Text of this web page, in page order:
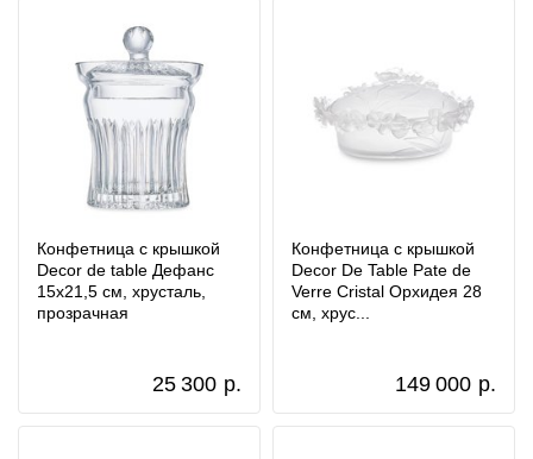
Конфетница с крышкой
Decor de table Дефанс
15х21,5 см, хрусталь,
прозрачная
25 300 р.
Конфетница с крышкой
Decor De Table Pate de
Verre Cristal Орхидея 28
см, хрус...
149 000 р.